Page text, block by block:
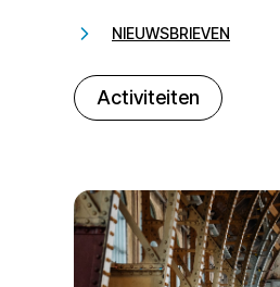
NIEUWSBRIEVEN
Activiteiten
232323